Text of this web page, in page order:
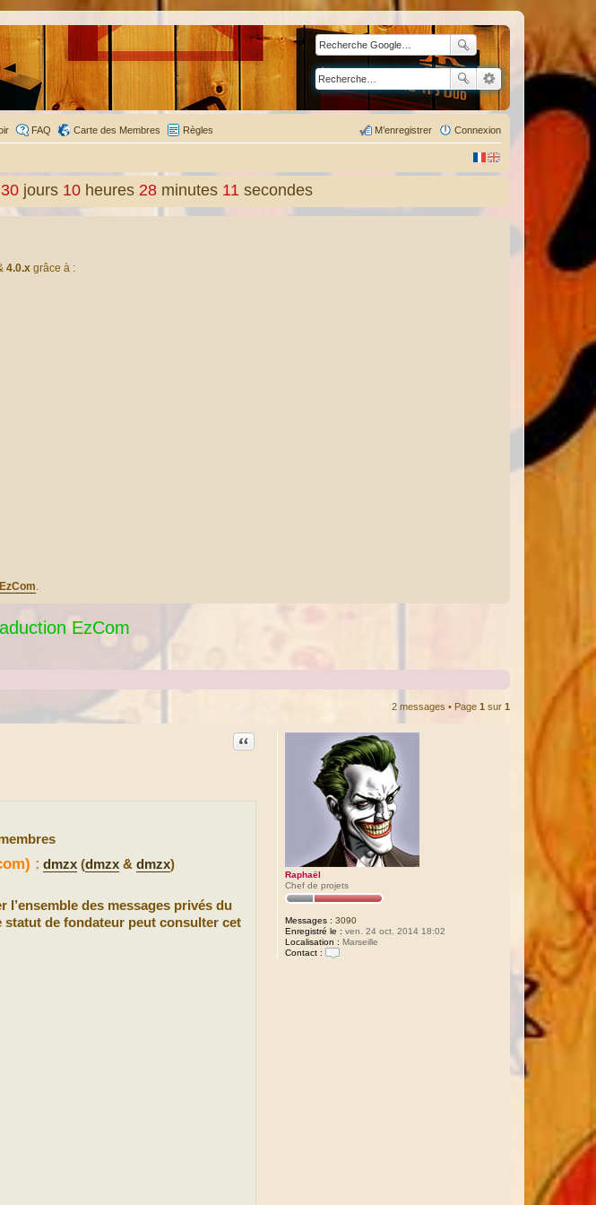
FAQ Carte des Membres Règles Connexion
M’enregistrer
jours10 heures28 minutes12 secondes
4.0.x grâce à :
.
EzCom
2 messages • Page 1 sur 1
Raphaël
Chef de projets
Messages : 3090
Enregistré le : ven. 24 oct. 2014 18:02
Localisation : Marseille
Contact :
Citation
: dmzx (dmzx & dmzx)
l’ensemble des messages privés du
statut de fondateur peut consulter cet